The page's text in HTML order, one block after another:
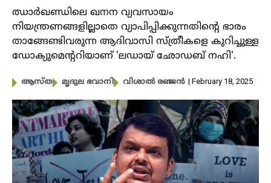
ഝാര്‍ഖണ്ഡിലെ ഖനന വ്യവസായം
നിയന്ത്രണങ്ങളില്ലാതെ വ്യാപിപ്പിക്കുന്നതിന്റെ ഭാരം
താങ്ങേണ്ടിവരുന്ന ആദിവാസി സ്ത്രീകളെ കുറിച്ചുള്ള
ഡോക്യുമെന്ററിയാണ് 'ലഡായ് ഛോഡബ് നഹി'.
ആസ്ത മൃദുല ഭവാനി വിശാൽ രഞ്ജൻ | February 18, 2025